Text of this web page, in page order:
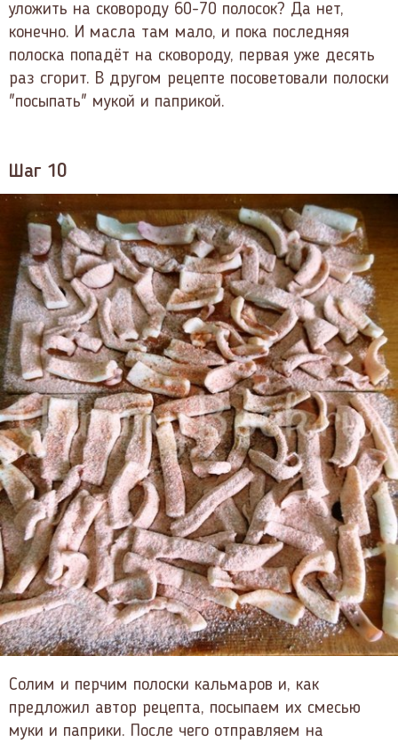
уложить на сковороду 60-70 полосок? Да нет,
конечно. И масла там мало, и пока последняя
полоска попадёт на сковороду, первая уже десять
раз сгорит. В другом рецепте посоветовали полоски
"посыпать" мукой и паприкой.
Шаг 10
Солим и перчим полоски кальмаров и, как
предложил автор рецепта, посыпаем их смесью
муки и паприки. После чего отправляем на